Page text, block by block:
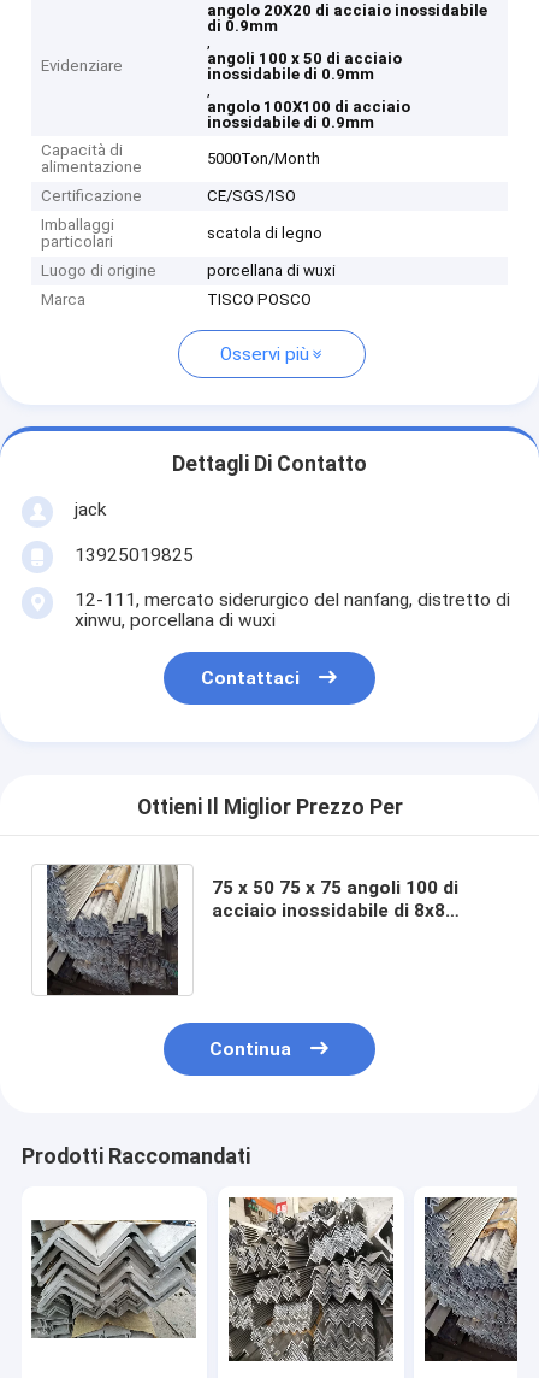
Evidenziare
angolo 20X20 di acciaio inossidabile
di 0.9mm
,
angoli 100 x 50 di acciaio
inossidabile di 0.9mm
,
angolo 100X100 di acciaio
inossidabile di 0.9mm
Capacità di
alimentazione
5000Ton/Month
Certificazione
CE/SGS/ISO
Imballaggi
particolari
scatola di legno
Luogo di origine
porcellana di wuxi
Marca
TISCO POSCO
Osservi più
Dettagli Di Contatto
jack
13925019825
12-111, mercato siderurgico del nanfang, distretto di
xinwu, porcellana di wuxi
Contattaci
Ottieni Il Miglior Prezzo Per
75 x 50 75 x 75 angoli 100 di
acciaio inossidabile di 8x8
Continua
Prodotti Raccomandati